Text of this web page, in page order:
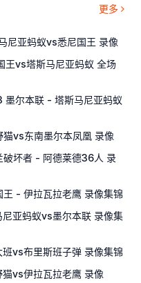
更多
尼亚蚂蚁vs悉尼国王 录像
王vs塔斯马尼亚蚂蚁 全场
尔本联 - 塔斯马尼亚蚂蚁
vs东南墨尔本凤凰 录像
坏者 - 阿德莱德36人 录
- 伊拉瓦拉老鹰 录像集锦
亚蚂蚁vs墨尔本联 录像集
vs布里斯班子弹 录像集锦
vs伊拉瓦拉老鹰 录像